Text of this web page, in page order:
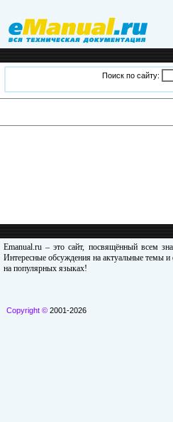
Поиск по сайту:
Emanual.ru – это сайт, посвящённый всем
Интересные обсуждения на актуальные темы
на популярных языках!
Copyright © 2001-2026